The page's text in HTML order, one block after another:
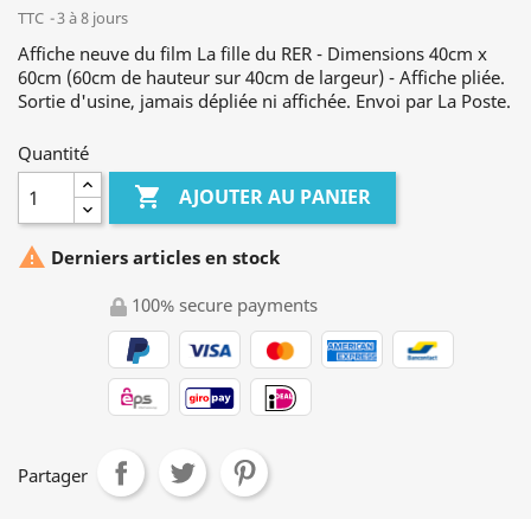
TTC 3 à 8 jours
Affiche neuve du film La fille du RER - Dimensions 40cm x
60cm (60cm de hauteur sur 40cm de largeur) - Affiche pliée.
Sortie d'usine, jamais dépliée ni affichée. Envoi par La Poste.
Quantité
 AJOUTER AU PANIER
 Derniers articles en stock
100% secure payments
Partager